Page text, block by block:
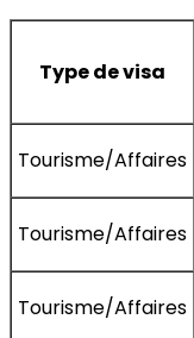
Type de visa
Tourisme/Affaires
Tourisme/Affaires
Tourisme/Affaires